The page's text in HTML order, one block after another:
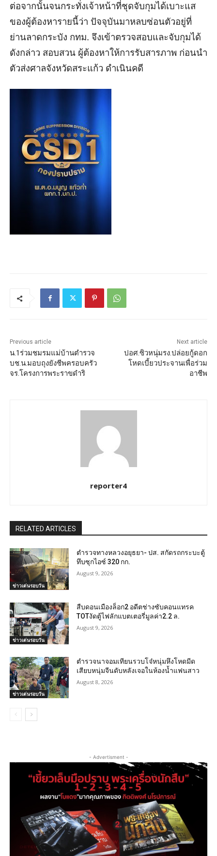
ต่อจากนั้นจนกระทั่งเจ้าหน้าที่ชุดจับกุมได้เบาะแส
ของผู้ต้องหารายนี้ว่า ปัจจุบันมาหลบซ่อนตัวอยู่ที่
ย่านลาดกระบัง กทม. จึงเข้าตรวจสอบและจับกุมได้
ดังกล่าว สอบสวน ผู้ต้องหาให้การรับสารภาพ ก่อนนำ
ตัวส่งศาลจังหวัดสระแก้ว ดำเนินคดี
Previous article
น.1ร่วมชมรมแม่บ้านตำรวจ
บช.น.มอบถุงยังชีพครอบครัว
จร.โครงการพระราขดำริ
Next article
ปอศ.ซิวหนุ่มรง.ปล่อยกู้ดอก
โหดเบี้ยวประจานเพื่อร่วม
อาชีพ
reporter4
RELATED ARTICLES
ข่าวเด่นรอบวัน
ตำรวจทางหลวงอยุธยา- ปส. สกัดรถกระบะตู้
ทึบซุกไอซ์ 320 กก.
August 9, 2026
ข่าวเด่นรอบวัน
สืบดอนเมืองล็อก2 อดีตช่างซับคอนแทรค
TOTงัดตู้ไฟลักแบตเตอรี่มูลค่า2.2 ล.
August 9, 2026
ข่าวเด่นรอบวัน
ตำรวจนาจอมเทียนรวบโจ๋หนุ่มหึงโหดมีด
เสียบหนุ่มจีนดับหลังเจอในห้องน้ำแฟนสาว
August 8, 2026
- Advertisment -